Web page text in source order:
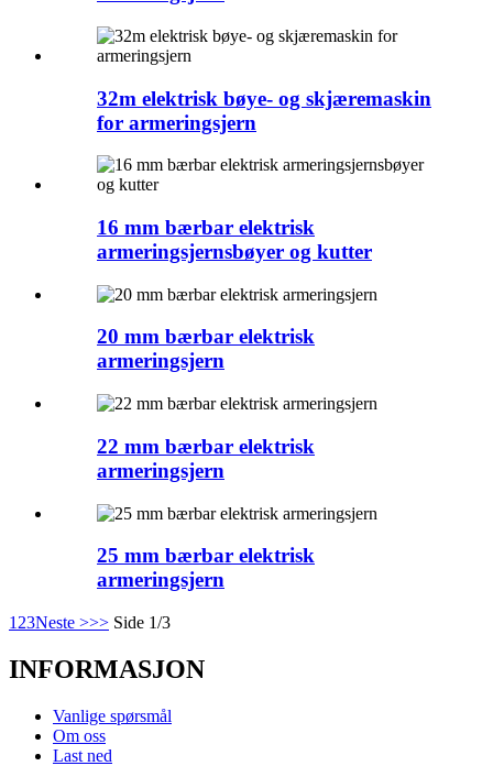
32m elektrisk bøye- og skjæremaskin
for armeringsjern
16 mm bærbar elektrisk
armeringsjernsbøyer og kutter
20 mm bærbar elektrisk
armeringsjern
22 mm bærbar elektrisk
armeringsjern
25 mm bærbar elektrisk
armeringsjern
1 23Neste >>> Side 1/3
INFORMASJON
Vanlige spørsmål
Om oss
Last ned